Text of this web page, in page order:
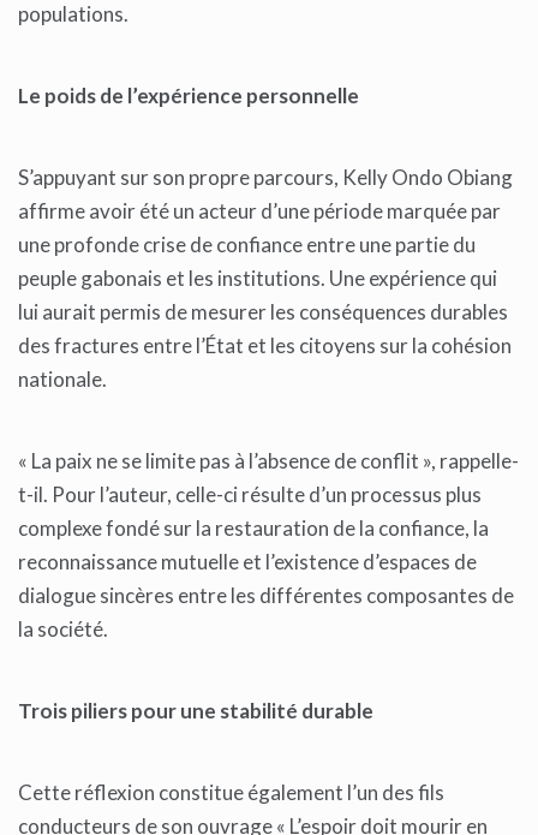
populations.
Le poids de l’expérience personnelle
S’appuyant sur son propre parcours, Kelly Ondo Obiang
affirme avoir été un acteur d’une période marquée par
une profonde crise de confiance entre une partie du
peuple gabonais et les institutions. Une expérience qui
lui aurait permis de mesurer les conséquences durables
des fractures entre l’État et les citoyens sur la cohésion
nationale.
« La paix ne se limite pas à l’absence de conflit », rappelle-
t-il. Pour l’auteur, celle-ci résulte d’un processus plus
complexe fondé sur la restauration de la confiance, la
reconnaissance mutuelle et l’existence d’espaces de
dialogue sincères entre les différentes composantes de
la société.
Trois piliers pour une stabilité durable
Cette réflexion constitue également l’un des fils
conducteurs de son ouvrage « L’espoir doit mourir en